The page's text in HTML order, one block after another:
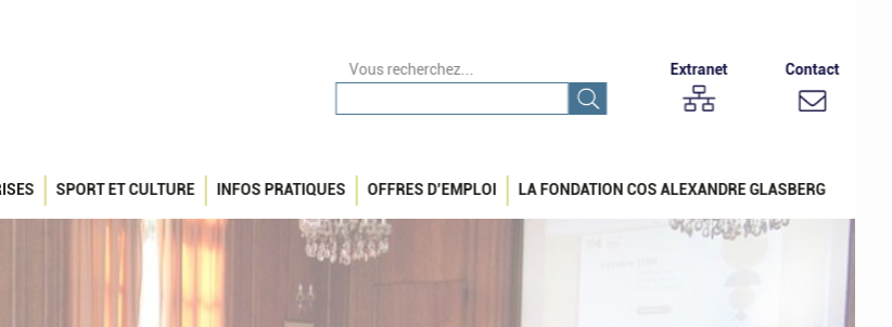
Vous recherchez... Extranet Contact
SPORT ET CULTURE INFOS PRATIQUES OFFRES D’EMPLOI LA FONDATION COS ALEXANDRE GLASBERG